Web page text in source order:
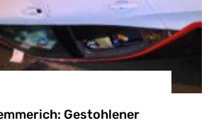
Gestohlener